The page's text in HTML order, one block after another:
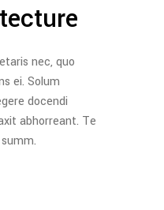
nec, quo
ei. Solum
docendi
abhorreant. Te